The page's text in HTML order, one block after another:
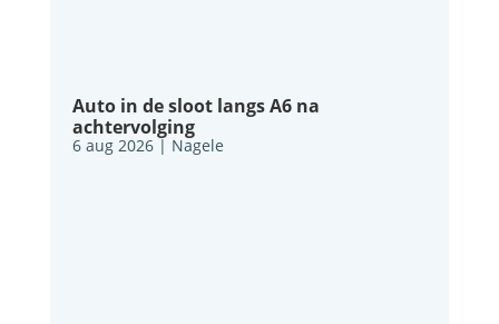
Auto in de sloot langs A6 na
achtervolging
6 aug 2026| Nagele